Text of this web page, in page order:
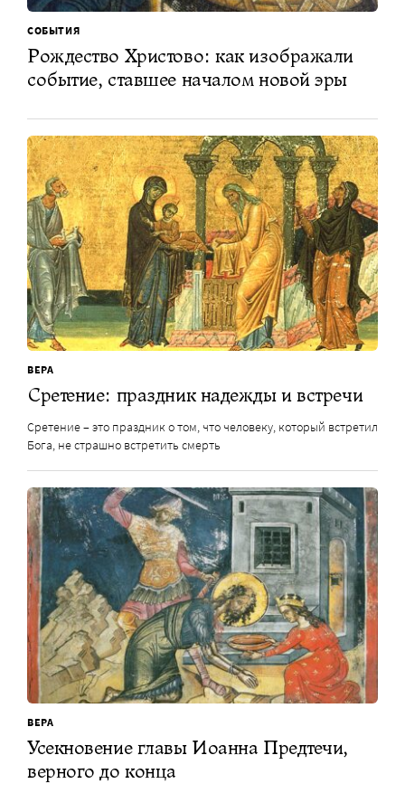
СОБЫТИЯ
Рождество Христово: как изображали
событие, ставшее началом новой эры
ВЕРА
Сретение: праздник надежды и встречи
Сретение – это праздник о том, что человеку, который встретил
Бога, не страшно встретить смерть
ВЕРА
Усекновение главы Иоанна Предтечи,
верного до конца